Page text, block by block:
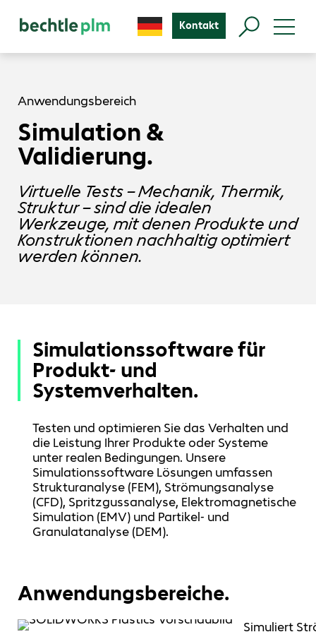
Kontakt
Anwendungsbereich
Simulation &
Validierung.
Virtuelle Tests – Mechanik, Thermik,
Struktur – sind die idealen
Werkzeuge, mit denen Produkte und
Konstruktionen nachhaltig optimiert
werden können.
Simulationssoftware für
Produkt- und
Systemverhalten.
Testen und optimieren Sie das Verhalten und
die Leistung Ihrer Produkte oder Systeme
unter realen Bedingungen. Unsere
Simulationssoftware Lösungen umfassen
Strukturanalyse (FEM), Strömungsanalyse
(CFD), Spritzgussanalyse, Elektromagnetische
Simulation (EMV) und Partikel- und
Granulatanalyse (DEM).
Anwendungsbereiche.
Simuliert